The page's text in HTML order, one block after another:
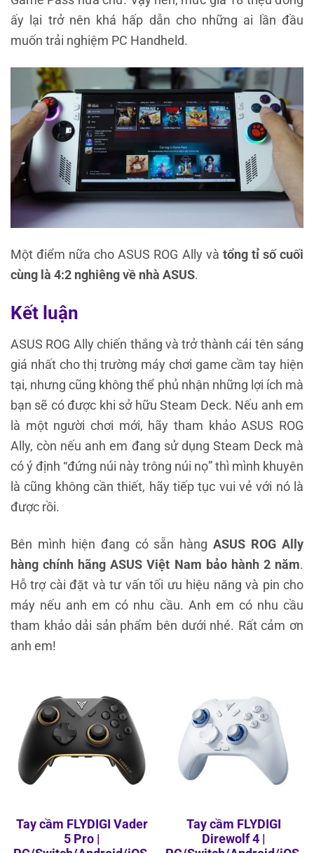
ấy lại trở nên khá hấp dẫn cho những ai lần đầu
muốn trải nghiệm PC Handheld.
Một điểm nữa cho ASUS ROG Ally và tổng tỉ số cuối
cùng là 4:2 nghiêng về nhà ASUS.
Kết luận
ASUS ROG Ally chiến thắng và trở thành cái tên sáng
giá nhất cho thị trường máy chơi game cầm tay hiện
tại, nhưng cũng không thể phủ nhận những lợi ích mà
bạn sẽ có được khi sở hữu Steam Deck. Nếu anh em
là một người chơi mới, hãy tham khảo ASUS ROG
Ally, còn nếu anh em đang sử dụng Steam Deck mà
có ý định “đứng núi này trông núi nọ” thì mình khuyên
là cũng không cần thiết, hãy tiếp tục vui vẻ với nó là
được rồi.
Bên mình hiện đang có sẵn hàngASUS ROG Ally
hàng chính hãng ASUS Việt Nam bảo hành 2 năm.
Hỗ trợ cài đặt và tư vấn tối ưu hiệu năng và pin cho
máy nếu anh em có nhu cầu. Anh em có nhu cầu
tham khảo dải sản phẩm bên dưới nhé. Rất cảm ơn
anh em!
Tay cầm FLYDIGI Vader
5 Pro |
Tay cầm FLYDIGI
Direwolf 4 |